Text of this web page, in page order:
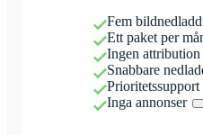
Fem
Ett paket per
Ingen attribution
Snabbare
Prioritetssupport
Inga annonser